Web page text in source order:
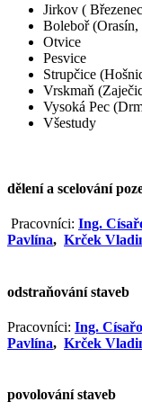
Jirkov (
Boleboř (Orasín,
Otvice
Pesvice
Strupčice
Vrskmaň
Vysoká Pec
Všestudy
dělení a scelování
Pracovníci: Ing.
Pavlína, Krček
odstraňování staveb
Pracovníci: Ing.
Pavlína, Krček
povolování staveb